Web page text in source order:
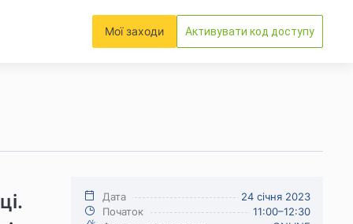
Мої заходи Активувати код доступу
Дата
24 січня 2023
Початок
11:00–12:30